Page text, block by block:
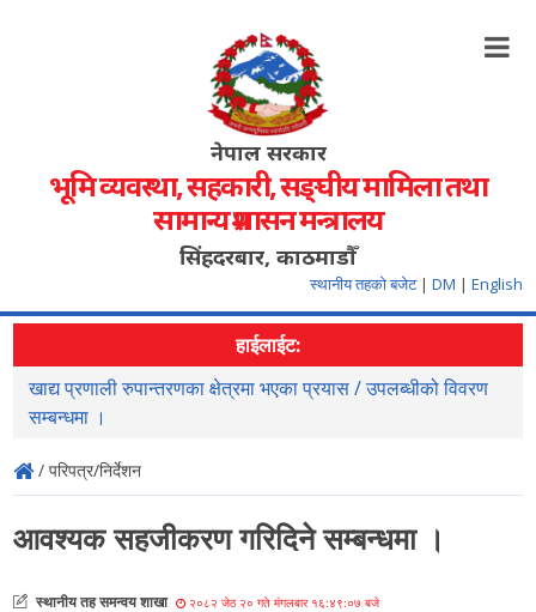
नेपाल सरकार
भूमि व्यवस्था, सहकारी, सङ्‍घीय मामिला तथा
सामान्य प्रशासन मन्त्रालय
सिंहदरबार, काठमाडौँ
स्थानीय तहको बजेट | DM | English
हाईलाईट:
खाद्य प्रणाली रुपान्तरणका क्षेत्रमा भएका प्रयास / उपलब्धीको विवरण
सम्बन्धमा ।
/ परिपत्र/निर्देशन
आवश्यक सहजीकरण गरिदिने सम्बन्धमा ।
स्थानीय तह समन्वय शाखा २०८२ जेठ २० गते मंगलबार १६:४९:०७ बजे